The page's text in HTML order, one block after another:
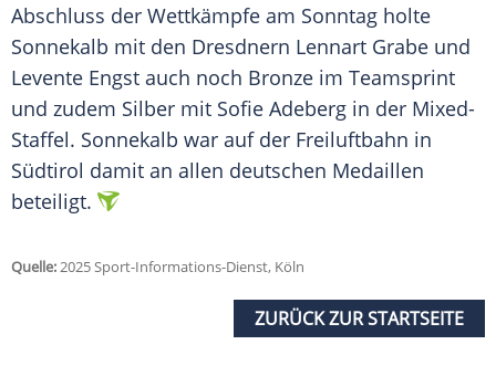
Abschluss der Wettkämpfe am Sonntag holte
Sonnekalb mit den Dresdnern Lennart Grabe und
Levente Engst auch noch Bronze im Teamsprint
und zudem Silber mit Sofie Adeberg in der Mixed-
Staffel. Sonnekalb war auf der Freiluftbahn in
Südtirol damit an allen deutschen Medaillen
beteiligt.
Quelle:2025 Sport-Informations-Dienst, Köln
ZURÜCK ZUR STARTSEITE